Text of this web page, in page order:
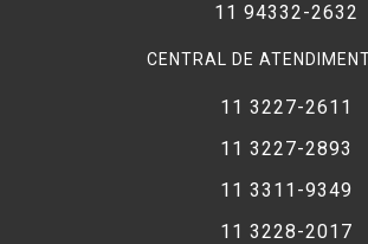
11 94332-2632
CENTRAL DE
11 3227-2611
11 3227-2893
11 3311-9349
11 3228-2017